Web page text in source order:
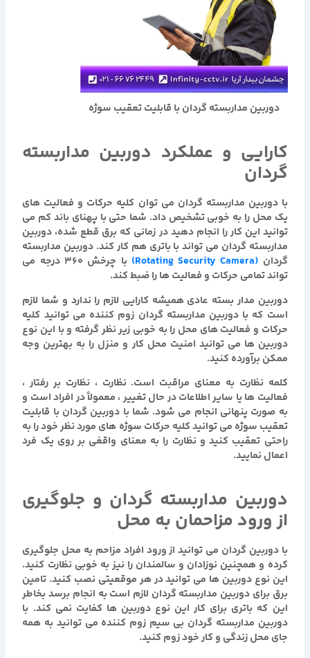
دوربین مداربسته گردان با قابلیت تعقیب سوژه
کارایی و عملکرد دوربین مداربسته
گردان
بادوربین مداربسته گردان می توان کلیه حرکات و فعالیت های
یک محل را به خوبی تشخیص داد. شما حتی با پهنای باند کم می
توانید این کار را انجام دهید در زمانی که برق قطع شده، دوربین
مداربسته گردان می تواند با باتری هم کار کند. دوربین مداربسته
گردان (Rotating Security Camera)
با چرخش 360 درجه می
تواند تمامی حرکات و فعالیت ها را ضبط کند.
دوربین مدار بسته عادی همیشه کارایی لازم را ندارد و شما لازم
است که بادوربین مداربسته گردان زوم کننده می توانید کلیه
حرکات و فعالیت های محل را به خوبی زیر نظر گرفته و با این نوع
دوربین ها می توانید امنیت محل کار و منزل را به بهترین وجه
ممکن برآورده کنید.
کلمه نظارت به معنای مراقبت است. نظارت ، نظارت بر رفتار ،
فعالیت ها یا سایر اطلاعات در حال تغییر ، معمولاً در افراد است و
به صورت پنهانی انجام می شود. شما با دوربین گردان با قابلیت
تعقیب سوژه می توانید کلیه حرکات سوژه های مورد نظر خود را به
راحتی تعقیب کنید و نظارت را به معنای واقغی بر روی یک فرد
اعمال نمایید.
دوربین مداربسته گردان و جلوگيری
از ورود مزاحمان به محل
با دوربین گردان می توانید از ورود افراد مزاحم به محل جلوگیری
کرده و همچنین نوزادان و سالمندان را نیز به خوبی نظارت کنید.
این نوع دوربین ها می توانید در هر موقعیتی نصب کنید. تامین
برق برای دوربین مداربسته گردان لازم است به انجام برسد بخاطر
این که باتری برای کار این نوع دوربین ها کفایت نمی کند. با
دوربین مداربسته گردان بی سیم زوم کننده مي توانيد به همه
جاي محل زندگي و كار خود زوم كنيد.